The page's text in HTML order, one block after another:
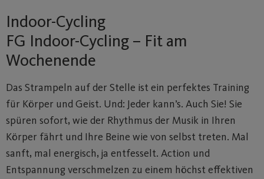
Indoor-Cycling
FG Indoor-Cycling – Fit am
Wochenende
Das Strampeln auf der Stelle ist ein perfektes Training
für Körper und Geist. Und: Jeder kann’s. Auch Sie! Sie
spüren sofort, wie der Rhythmus der Musik in Ihren
Körper fährt und Ihre Beine wie von selbst treten. Mal
sanft, mal energisch, ja entfesselt. Action und
Entspannung verschmelzen zu einem höchst effektiven